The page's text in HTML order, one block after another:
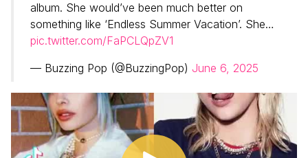
album. She would’ve been much better on
something like ‘Endless Summer Vacation’. She…
pic.twitter.com/FaPCLQpZV1
— Buzzing Pop (@BuzzingPop) June 6, 2025